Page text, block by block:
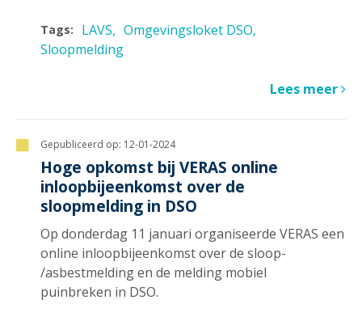
Tags: LAVS
Omgevingsloket DSO
Sloopmelding
Lees meer
Gepubliceerd op: 12-01-2024
Hoge opkomst bij VERAS online
inloopbijeenkomst over de
sloopmelding in DSO
Op donderdag 11 januari organiseerde VERAS een
online inloopbijeenkomst over de sloop-
/asbestmelding en de melding mobiel
puinbreken in DSO.